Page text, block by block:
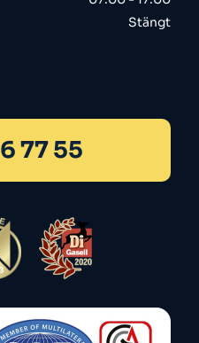
Stängt
77 55